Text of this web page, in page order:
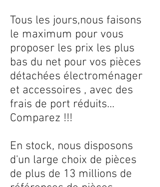
Tous les jours,nous faisons
le maximum pour vous
proposer les prix les plus
bas du net pour vos pièces
détachées électroménager
et accessoires , avec des
frais de port réduits...
Comparez !!!
En stock, nous disposons
d'un large choix de pièces
de plus de 13 millions de